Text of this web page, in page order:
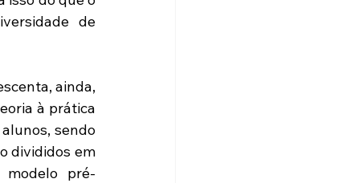
de
ainda,
à prática
sendo
divididos em
pré-